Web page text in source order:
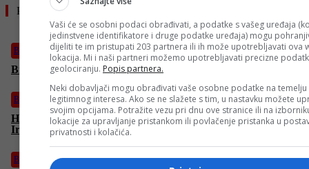
Pročitajte još
Biznis
Bitcoin nastavlja rasti unatoč iransko-izraelskom sukobu
Biznis
Hoće li cijene nafte rapidno porasti nakon izraelskog napada na
Iran? Oglasio se Katar
Biznis
Vaši će se osobni podaci obrađivati, a podatke s vašeg uređaja
jedinstvene identifikatore i druge podatke uređaja) mogu
dijeliti te im pristupati 203 partnera ili ih može upotrebljavati ova
lokacija. Mi i naši partneri možemo upotrebljavati precizne
geolociranju. Popis partnera.
Neki dobavljači mogu obrađivati vaše osobne podatke na temelju
legitimnog interesa. Ako se ne slažete s tim, u nastavku možete
svojim opcijama. Potražite vezu pri dnu ove stranice ili na
lokacije za upravljanje pristankom ili povlačenje pristanka u
privatnosti i kolačića.